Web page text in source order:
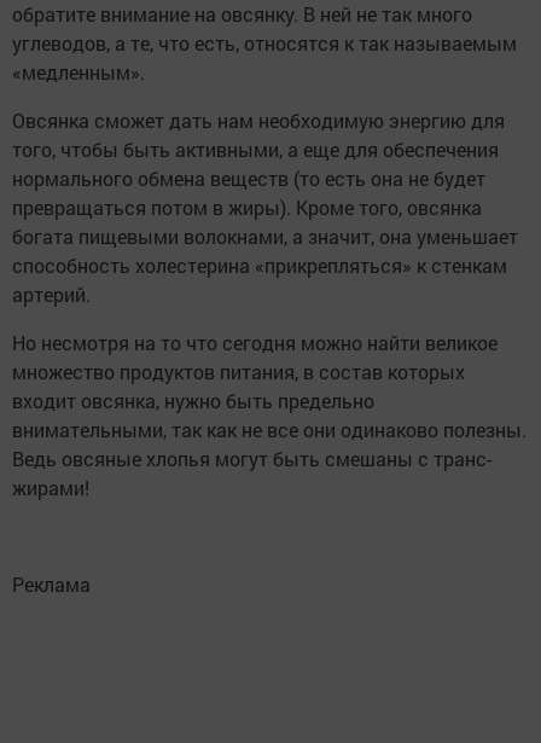
обратите внимание на овсянку. В ней не так много
углеводов, а те, что есть, относятся к так называемым
«медленным».
Овсянка сможет дать нам необходимую энергию для
того, чтобы быть активными, а еще для обеспечения
нормального обмена веществ (то есть она не будет
превращаться потом в жиры). Кроме того, овсянка
богата пищевыми волокнами, а значит, она уменьшает
способность холестерина «прикрепляться» к стенкам
артерий.
Но несмотря на то что сегодня можно найти великое
множество продуктов питания, в состав которых
входит овсянка, нужно быть предельно
внимательными, так как не все они одинаково полезны.
Ведь овсяные хлопья могут быть смешаны с транс-
жирами!
Реклама